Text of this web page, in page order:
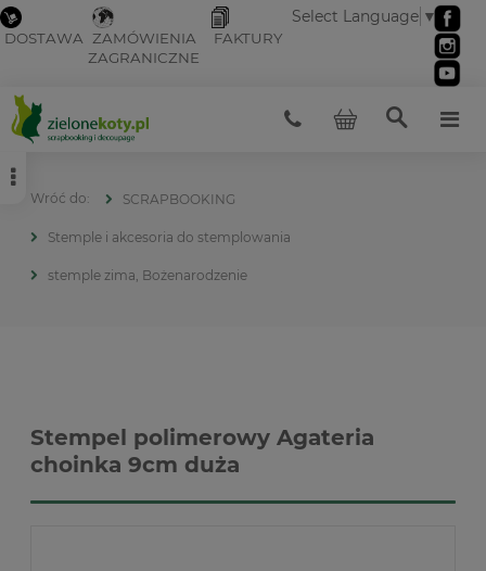
DOSTAWA ZAMÓWIENIA
ZAGRANICZNE
FAKTURY
Select Language ▼
SCRAPBOOKING
Stemple i akcesoria do stemplowania
stemple zima, Bożenarodzenie
Stempel polimerowy Agateria
choinka 9cm duża